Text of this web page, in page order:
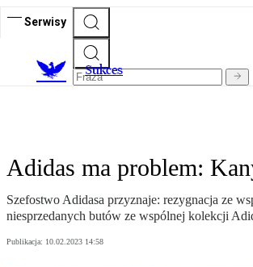
Serwisy
Sukces
Adidas ma problem:
Szefostwo Adidasa przyznaje: rezygnacja ze
niesprzedanych butów ze wspólnej kolekcji
Publikacja: 10.02.2023 14:58